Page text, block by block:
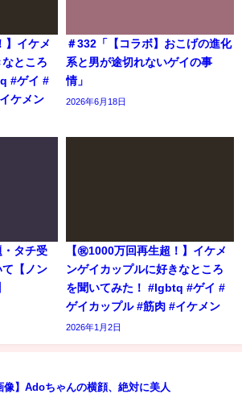
】イケメ
ところ
#ゲイ #
ケメン
＃332「【コラボ】おこげの進化
系と男が途切れないゲイの事
情」
2026年6月18日
タチ受
て【ノン
【㊗️1000万回再生超！】イケメ
ンゲイカップルに好きなところ
を聞いてみた！ #lgbtq #ゲイ #
ゲイカップル #筋肉 #イケメン
2026年1月2日
像】Adoちゃんの横顔、絶対に美人